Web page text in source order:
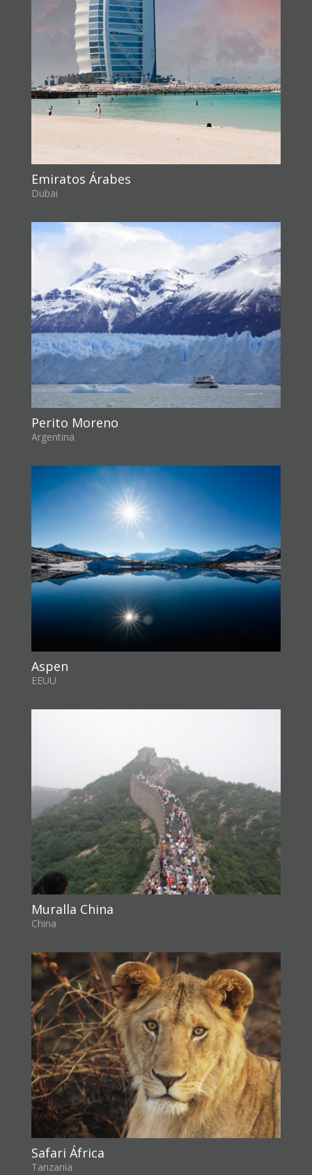
Emiratos Árabes
Dubai
Perito Moreno
Argentina
Aspen
EEUU
Muralla China
China
Safari África
Tanzania